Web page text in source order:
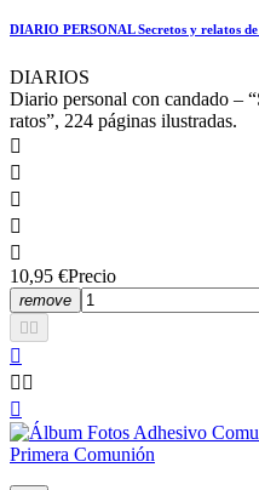
DIARIO PERSONAL Secretos y relatos
DIARIOS
Diario personal con candado –
ratos”, 224 páginas ilustradas.





10,95 €Precio
remove
 

 
